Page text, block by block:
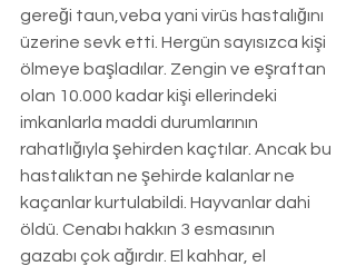
gereği taun,veba yani virüs hastalığını
üzerine sevk etti. Hergün sayısızca kişi
ölmeye başladılar. Zengin ve eşraftan
olan 10.000 kadar kişi ellerindeki
imkanlarla maddi durumlarının
rahatlığıyla şehirden kaçtılar. Ancak bu
hastalıktan ne şehirde kalanlar ne
kaçanlar kurtulabildi. Hayvanlar dahi
öldü. Cenabı hakkın 3 esmasının
gazabı çok ağırdır. El kahhar, el